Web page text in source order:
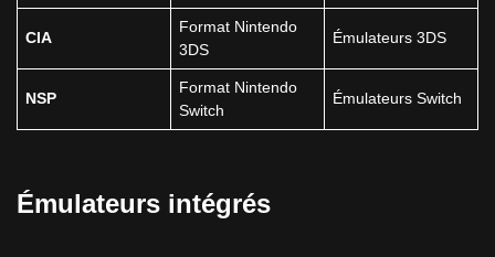
CIA
Format Nintendo
3DS
Émulateurs 3DS
NSP
Format Nintendo
Switch
Émulateurs Switch
Émulateurs intégrés